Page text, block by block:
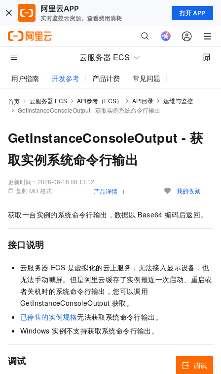
打开 APP
云服务器 ECS
用户指南 开发参考 产品计费 常见问题
首页 云服务器 ECS API参考（ECS） API目录
运维与监控
GetInstanceConsoleOutput - 获取实例系统命令行输出
GetInstanceConsoleOutput - 获
取实例系统命令行输出
更新时间： 2026-06-18 08:13:12
复制 MD 格式
产品详情 我的收藏
获取一台实例的系统命令行输出，数据以 Base64 编码后返回。
接口说明
云服务器 ECS 是虚拟化的云上服务，无法接入显示设备，也
无法手动截屏。但是阿里云缓存了实例最近一次启动、重启或
者关机时的系统命令行输出，您可以调用
GetInstanceConsoleOutput 获取。
已停售的实例规格无法获取系统命令行输出。
Windows 实例不支持获取系统命令行输出。
调试 调试